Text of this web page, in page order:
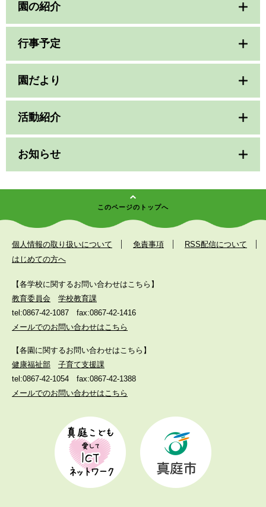
園の紹介
行事予定
園だより
活動紹介
お知らせ
このページのトップへ
個人情報の取り扱いについて 免責事項
RSS配信について
はじめての方へ
【各学校に関するお問い合わせはこちら】
教育委員会
学校教育課
tel:0867-42-1087
fax:0867-42-1416
メールでのお問い合わせはこちら
【各園に関するお問い合わせはこちら】
健康福祉部
子育て支援課
tel:0867-42-1054
fax:0867-42-1388
メールでのお問い合わせはこちら